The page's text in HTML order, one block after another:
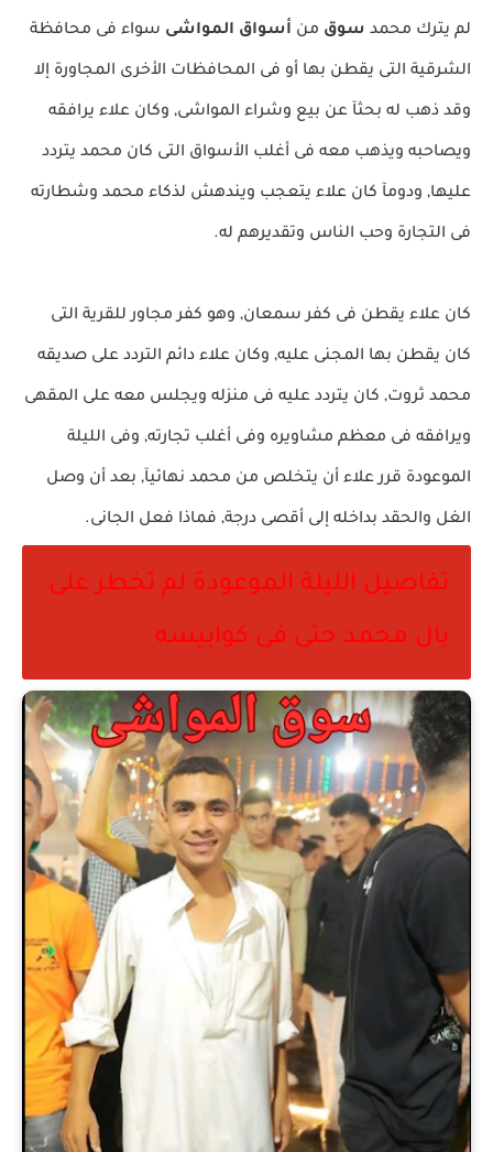
لم يترك محمد سوق من أسواق المواشى سواء فى محافظة
الشرقية التى يقطن بها أو فى المحافظات الأخرى المجاورة إلا
وقد ذهب له بحثآ عن بيع وشراء المواشى, وكان علاء يرافقه
ويصاحبه ويذهب معه فى أغلب الأسواق التى كان محمد يتردد
عليها, ودومآ كان علاء يتعجب ويندهش لذكاء محمد وشطارته
فى التجارة وحب الناس وتقديرهم له.
كان علاء يقطن فى كفر سمعان, وهو كفر مجاور للقرية التى
كان يقطن بها المجنى عليه, وكان علاء دائم التردد على صديقه
محمد ثروت, كان يتردد عليه فى منزله ويجلس معه على المقهى
ويرافقه فى معظم مشاويره وفى أغلب تجارته, وفى الليلة
الموعودة قرر علاء أن يتخلص من محمد نهائيآ, بعد أن وصل
الغل والحقد بداخله إلى أقصى درجة, فماذا فعل الجانى.
تفاصيل الليلة الموعودة لم تخطر على
بال محمد حتى فى كوابيسه